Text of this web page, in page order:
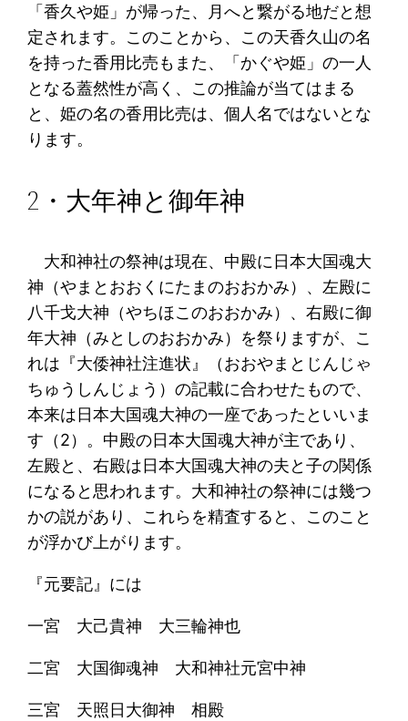
「香久や姫」が帰った、月へと繋がる地だと想
定されます。このことから、この天香久山の名
を持った香用比売もまた、「かぐや姫」の一人
となる蓋然性が高く、この推論が当てはまる
と、姫の名の香用比売は、個人名ではないとな
ります。
2・大年神と御年神
大和神社の祭神は現在、中殿に日本大国魂大
神（やまとおおくにたまのおおかみ）、左殿に
八千戈大神（やちほこのおおかみ）、右殿に御
年大神（みとしのおおかみ）を祭りますが、こ
れは『大倭神社注進状』（おおやまとじんじゃ
ちゅうしんじょう）の記載に合わせたもので、
本来は日本大国魂大神の一座であったといいま
す（2）。中殿の日本大国魂大神が主であり、
左殿と、右殿は日本大国魂大神の夫と子の関係
になると思われます。大和神社の祭神には幾つ
かの説があり、これらを精査すると、このこと
が浮かび上がります。
『元要記』には
一宮 大己貴神 大三輪神也
二宮 大国御魂神 大和神社元宮中神
三宮 天照日大御神 相殿